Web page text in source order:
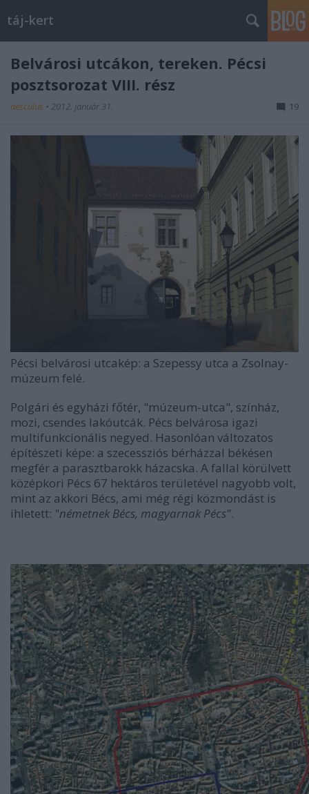
táj-kert
Belvárosi utcákon, tereken. Pécsi
posztsorozat VIII. rész
aesculus • 2012. január 31. 19
Pécsi belvárosi utcakép: a Szepessy utca a Zsolnay-
múzeum felé.
Polgári és egyházi főtér, "múzeum-utca", színház,
mozi, csendes lakóutcák. Pécs belvárosa igazi
multifunkcionális negyed. Hasonlóan változatos
építészeti képe: a szecessziós bérházzal békésen
megfér a parasztbarokk házacska. A fallal körülvett
középkori Pécs 67 hektáros területével nagyobb volt,
mint az akkori Bécs, ami még régi közmondást is
ihletett: "németnek Bécs, magyarnak Pécs".